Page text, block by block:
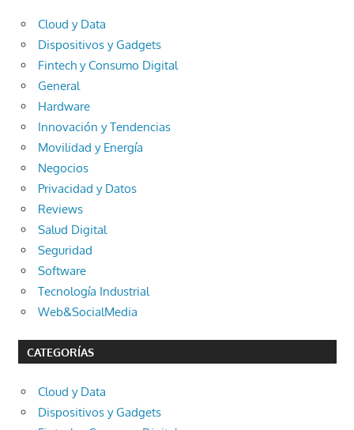
Cloud y Data
Dispositivos y Gadgets
Fintech y Consumo Digital
General
Hardware
Innovación y Tendencias
Movilidad y Energía
Negocios
Privacidad y Datos
Reviews
Salud Digital
Seguridad
Software
Tecnología Industrial
Web&SocialMedia
CATEGORÍAS
Cloud y Data
Dispositivos y Gadgets